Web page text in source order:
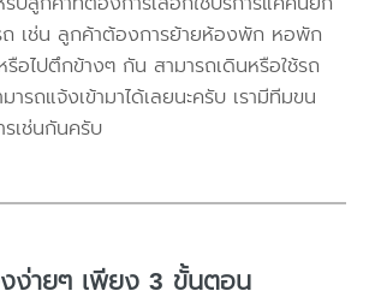
เช่น ลูกค้าต้องการย้ายห้องพัก หอพัก
อไปตึกข้างๆ กัน สามารถเดินหรือใช้รถ
ารถแจ้งเข้ามาได้เลยนะครับ เรามีทีมขน
เช่นกันครับ
ง่ายๆ เพียง 3 ขั้นตอน